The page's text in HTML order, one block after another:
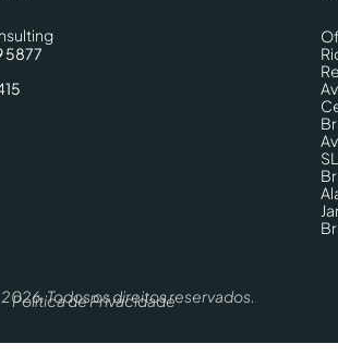
5877
Todos os direitos reservados.
Política de Privacidade